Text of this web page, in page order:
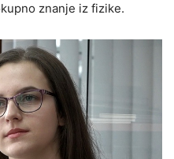
znanje iz fizike.